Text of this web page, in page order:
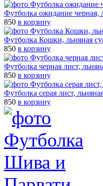
Футболка ожидание черная,
850 в корзину
Футболка Кошки, льняная
850 в корзину
Футболка черная лист,
850 в корзину
Футболка серая лист,
850 в корзину